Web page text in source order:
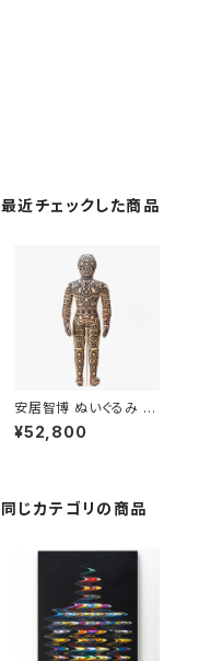
最近チェックした商品
安居智博 ぬいぐるみ ２
「Mckee」
¥52,800
同じカテゴリの商品